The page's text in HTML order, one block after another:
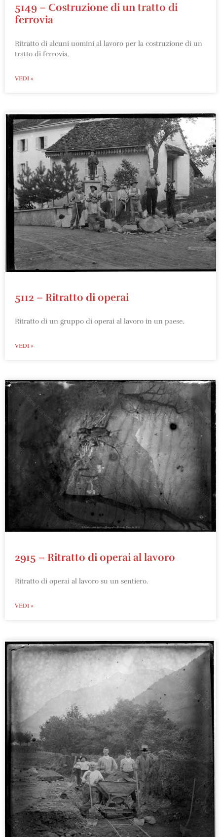
5149 – Costruzione di un tratto di
ferrovia
Ritratto di alcuni uomini al lavoro per la costruzione di un
tratto di ferrovia.
VEDI »
5112 – Ritratto di operai
Ritratto di un gruppo di operai al lavoro in un paese.
VEDI »
2915 – Ritratto di operai al lavoro
Ritratto di operai al lavoro su un sentiero.
VEDI »